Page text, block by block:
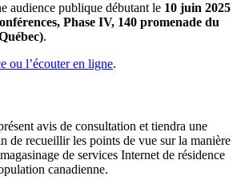
audience publique débutant le 10 juin 2025
Phase IV, 140 promenade du
.
ou l’écouter en ligne.
avis de consultation et tiendra une
de recueillir les points de vue sur la manière
de services Internet de résidence
canadienne.